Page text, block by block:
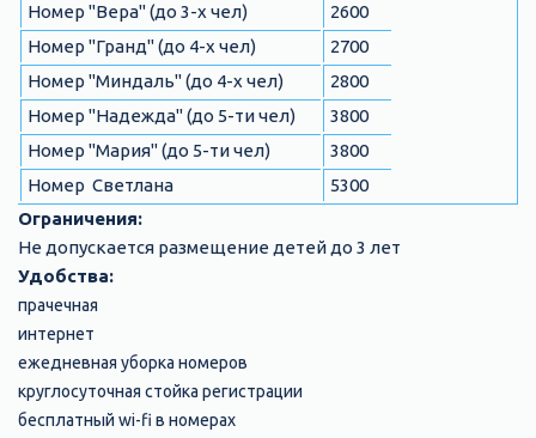
Номер "Вера" (до 3-х чел)
2600
Номер "Гранд" (до 4-х чел)
2700
Номер "Миндаль" (до 4-х чел)
2800
Номер "Надежда" (до 5-ти чел)
3800
Номер "Мария" (до 5-ти чел)
3800
Номер Светлана
5300
Ограничения:
Не допускается размещение детей до 3 лет
Удобства:
прачечная
интернет
ежедневная уборка номеров
круглосуточная стойка регистрации
бесплатный wi-fi в номерах